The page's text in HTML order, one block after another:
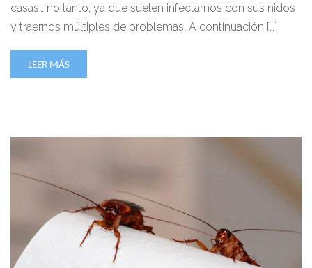
casas… no tanto, ya que suelen infectarnos con sus nidos
y traernos múltiples de problemas. A continuación […]
LEER MÁS